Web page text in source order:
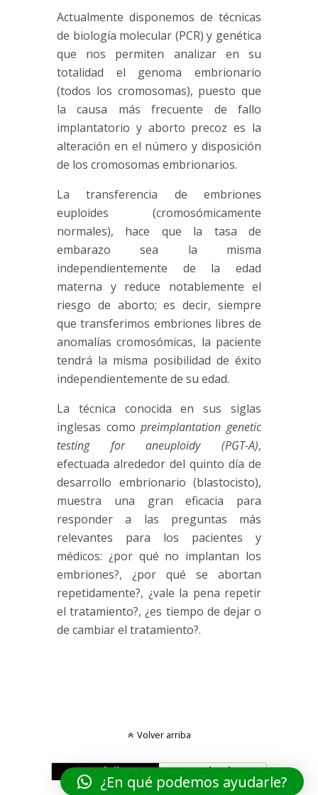
Actualmente disponemos de técnicas
de biología molecular (PCR) y genética
que nos permiten analizar en su
totalidad el genoma embrionario
(todos los cromosomas), puesto que
la causa más frecuente de fallo
implantatorio y aborto precoz es la
alteración en el número y disposición
de los cromosomas embrionarios.
La transferencia de embriones
euploides (cromosómicamente
normales), hace que la tasa de
embarazo sea la misma
independientemente de la edad
materna y reduce notablemente el
riesgo de aborto; es decir, siempre
que transferimos embriones libres de
anomalías cromosómicas, la paciente
tendrá la misma posibilidad de éxito
independientemente de su edad.
La técnica conocida en sus siglas
inglesas comopreimplantation genetic
testing for aneuploidy (PGT-A),
efectuada alrededor del quinto día de
desarrollo embrionario (blastocisto),
muestra una gran eficacia para
responder a las preguntas más
relevantes para los pacientes y
médicos: ¿por qué no implantan los
embriones?, ¿por qué se abortan
repetidamente?, ¿vale la pena repetir
el tratamiento?, ¿es tiempo de dejar o
de cambiar el tratamiento?.
Volver arriba
Móvil Escritorio
¿En qué podemos ayudarle?